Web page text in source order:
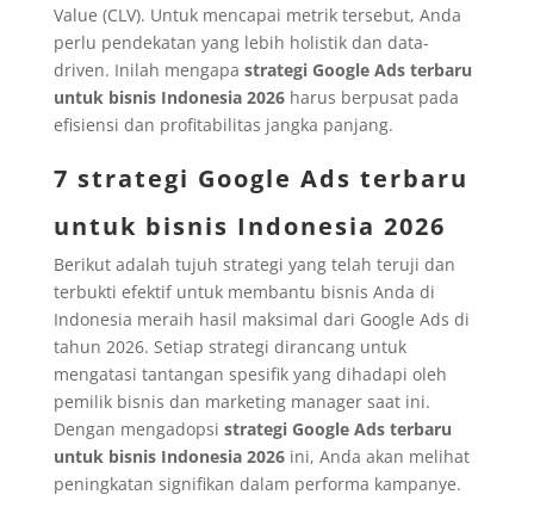
Value (CLV). Untuk mencapai metrik tersebut, Anda
perlu pendekatan yang lebih holistik dan data-
driven. Inilah mengapa strategi Google Ads terbaru
untuk bisnis Indonesia 2026harus berpusat pada
efisiensi dan profitabilitas jangka panjang.
7 strategi Google Ads terbaru
untuk bisnis Indonesia 2026
Berikut adalah tujuh strategi yang telah teruji dan
terbukti efektif untuk membantu bisnis Anda di
Indonesia meraih hasil maksimal dari Google Ads di
tahun 2026. Setiap strategi dirancang untuk
mengatasi tantangan spesifik yang dihadapi oleh
pemilik bisnis dan marketing manager saat ini.
Dengan mengadopsi strategi Google Ads terbaru
untuk bisnis Indonesia 2026ini, Anda akan melihat
peningkatan signifikan dalam performa kampanye.